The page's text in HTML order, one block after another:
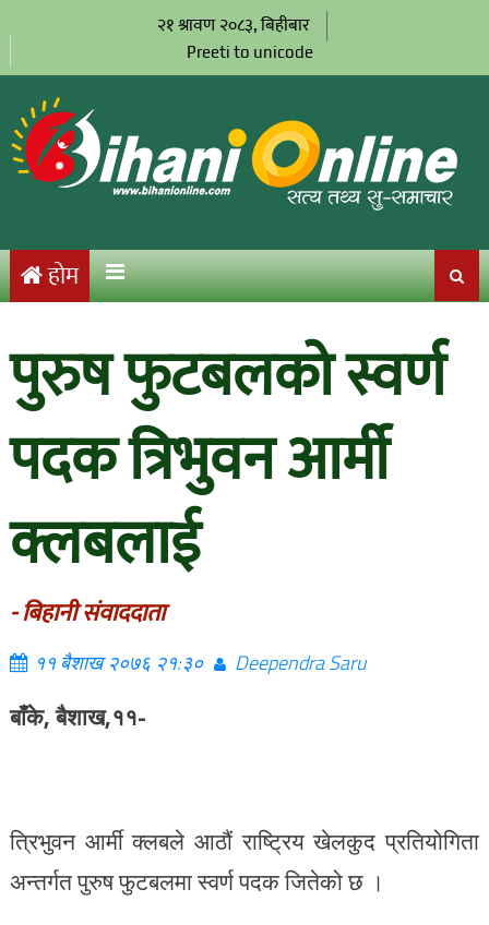
२१ श्रावण २०८३, बिहीबार
Preeti to unicode
होम
पुरुष फुटबलको स्वर्ण
पदक त्रिभुवन आर्मी
क्लबलाई
- बिहानी संवाददाता
११ बैशाख २०७६ २१:३० Deependra Saru
बाँके, बैशाख,११-
त्रिभुवन आर्मी क्लबले आठौं राष्ट्रिय खेलकुद प्रतियोगिता
अन्तर्गत पुरुष फुटबलमा स्वर्ण पदक जितेको छ ।